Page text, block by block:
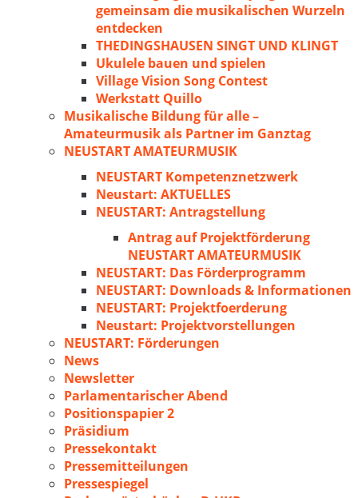
gemeinsam die musikalischen Wurzeln
entdecken
THEDINGSHAUSEN SINGT UND KLINGT
Ukulele bauen und spielen
Village Vision Song Contest
Werkstatt Quillo
Musikalische Bildung für alle –
Amateurmusik als Partner im Ganztag
NEUSTART AMATEURMUSIK
NEUSTART Kompetenznetzwerk
Neustart: AKTUELLES
NEUSTART: Antragstellung
Antrag auf Projektförderung
NEUSTART AMATEURMUSIK
NEUSTART: Das Förderprogramm
NEUSTART: Downloads & Informationen
NEUSTART: Projektfoerderung
Neustart: Projektvorstellungen
NEUSTART: Förderungen
News
Newsletter
Parlamentarischer Abend
Positionspapier 2
Präsidium
Pressekontakt
Pressemitteilungen
Pressespiegel